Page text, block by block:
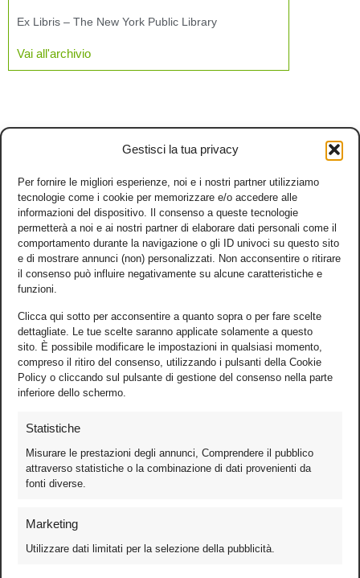
Gestisci la tua privacy
Per fornire le migliori esperienze, noi e i nostri partner utilizziamo
tecnologie come i cookie per memorizzare e/o accedere alle
informazioni del dispositivo. Il consenso a queste tecnologie
permetterà a noi e ai nostri partner di elaborare dati personali come il
comportamento durante la navigazione o gli ID univoci su questo sito
e di mostrare annunci (non) personalizzati. Non acconsentire o ritirare
il consenso può influire negativamente su alcune caratteristiche e
funzioni.
Clicca qui sotto per acconsentire a quanto sopra o per fare scelte
dettagliate. Le tue scelte saranno applicate solamente a questo
sito. È possibile modificare le impostazioni in qualsiasi momento,
compreso il ritiro del consenso, utilizzando i pulsanti della Cookie
Policy o cliccando sul pulsante di gestione del consenso nella parte
inferiore dello schermo.
Statistiche
Misurare le prestazioni degli annunci, Comprendere il pubblico
attraverso statistiche o la combinazione di dati provenienti da
fonti diverse.
Marketing
Utilizzare dati limitati per la selezione della pubblicità.
Ex Libris – The New York Public Library
Vai all'archivio